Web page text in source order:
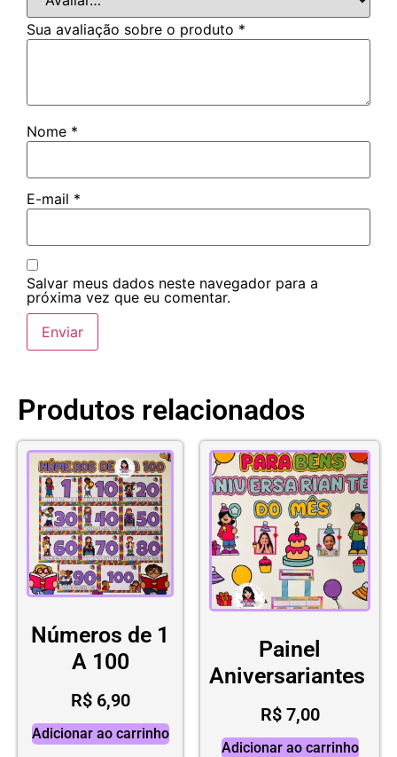
Sua avaliação sobre o produto *
Nome *
E-mail *
Salvar meus dados neste navegador para a
próxima vez que eu comentar.
Produtos relacionados
Números de 1
A 100
R$6,90
Adicionar ao carrinho
Painel
Aniversariantes
R$7,00
Adicionar ao carrinho